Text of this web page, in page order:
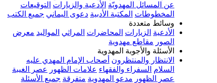
المسائل المهدويّة الأدعية والزيارات التوقيعات
المكتبة الأدبية دعوى اليماني جميع الكتب
متعددة
الزيارات المحاضرات المراثي المواليد معرض
مقاطع مهدوية
والأجوبة المهدوية
والمنتظرون أصحاب الإمام المهدي عليه
السفراء والفقهاء علامات الظهور عصر الغيبة
مدعو المهدوية متفرقة جميع الأسئلة